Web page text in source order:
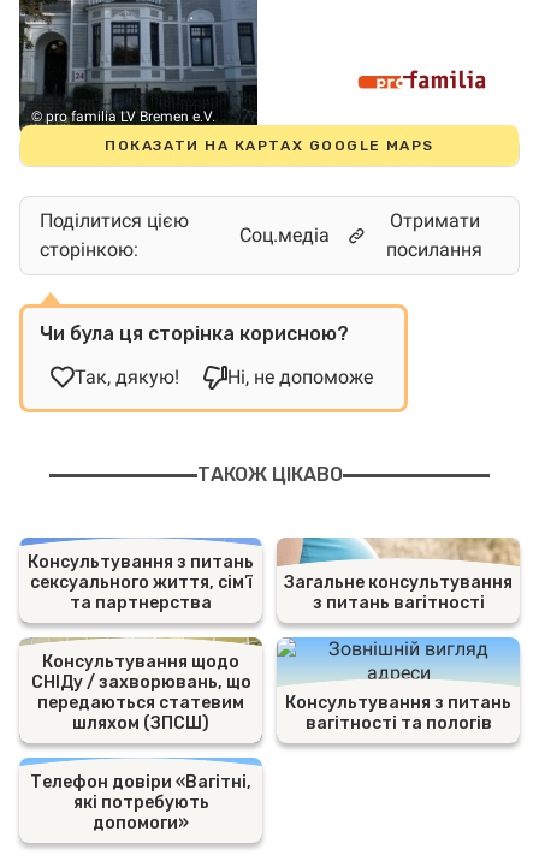
© pro familia LV Bremen e.V.
ПОКАЗАТИ НА КАРТАХ GOOGLE MAPS
Поділитися цією
сторінкою:
Соц.медіа
Отримати
посилання
Чи була ця сторінка корисною?
Так, дякую!
Ні, не допоможе
ТАКОЖ ЦІКАВО
Консультування з питань
сексуального життя, сім’ї
та партнерства
Загальне консультування
з питань вагітності
Консультування щодо
СНІДу / захворювань, що
передаються статевим
шляхом (ЗПСШ)
Консультування з питань
вагітності та пологів
Телефон довіри «Вагітні,
які потребують
допомоги»